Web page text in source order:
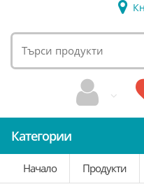
Категории
Начало
Продукти